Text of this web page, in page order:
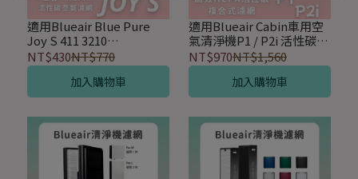
適用Blueair Blue Pure
Joy S 411 3210
3231101000 空氣清淨機
HEPA活性碳2合1濾網
NT$430NT$770
加入購物車
適用Blueair Cabin車用空
氣清淨機P1 / P2i 活性碳
HEPA 2合1複合式材質空氣
加強除臭濾網
NT$970NT$1,560
加入購物車